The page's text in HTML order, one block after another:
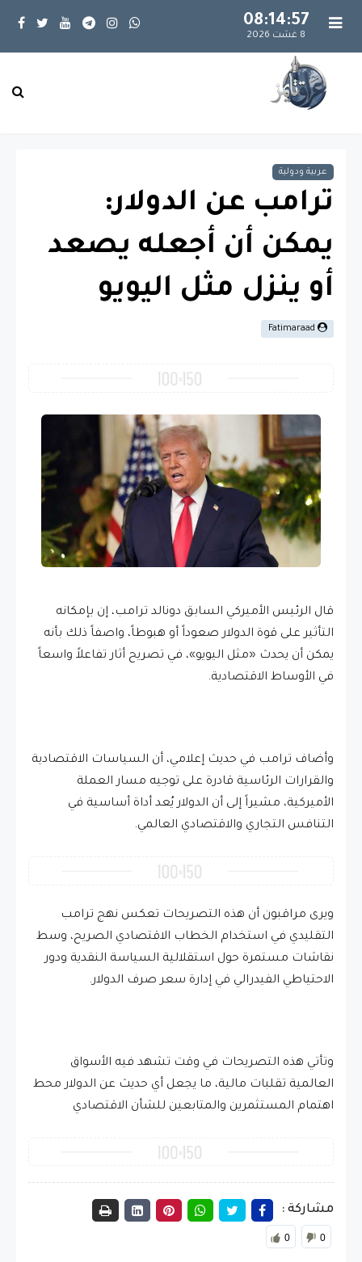
08:14:57
8 غشت 2026
عربية ودولية
ترامب عن الدولار:
يمكن أن أجعله يصعد
أو ينزل مثل اليويو
Fatimaraad
قال الرئيس الأميركي السابق دونالد ترامب، إن بإمكانه
التأثير على قوة الدولار صعوداً أو هبوطاً، واصفاً ذلك بأنه
يمكن أن يحدث «مثل اليويو»، في تصريح أثار تفاعلاً واسعاً
في الأوساط الاقتصادية.
وأضاف ترامب في حديث إعلامي، أن السياسات الاقتصادية
والقرارات الرئاسية قادرة على توجيه مسار العملة
الأميركية، مشيراً إلى أن الدولار يُعد أداة أساسية في
التنافس التجاري والاقتصادي العالمي.
ويرى مراقبون أن هذه التصريحات تعكس نهج ترامب
التقليدي في استخدام الخطاب الاقتصادي الصريح، وسط
نقاشات مستمرة حول استقلالية السياسة النقدية ودور
الاحتياطي الفيدرالي في إدارة سعر صرف الدولار.
وتأتي هذه التصريحات في وقت تشهد فيه الأسواق
العالمية تقلبات مالية، ما يجعل أي حديث عن الدولار محط
اهتمام المستثمرين والمتابعين للشأن الاقتصادي
مشاركة :
0 0